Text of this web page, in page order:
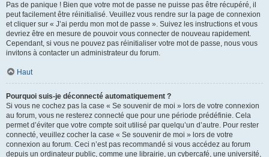
Pas de panique ! Bien que votre mot de passe ne puisse pas être récupéré, il
peut facilement être réinitialisé. Veuillez vous rendre sur la page de connexion
et cliquer sur « J’ai perdu mon mot de passe ». Suivez les instructions et vous
devriez être en mesure de pouvoir vous connecter de nouveau rapidement.
Cependant, si vous ne pouvez pas réinitialiser votre mot de passe, nous vous
invitons à contacter un administrateur du forum.
Haut
Pourquoi suis-je déconnecté automatiquement ?
Si vous ne cochez pas la case « Se souvenir de moi » lors de votre connexion
au forum, vous ne resterez connecté que pour une période prédéfinie. Cela
permet d’éviter que votre compte soit utilisé par quelqu’un d’autre. Pour rester
connecté, veuillez cocher la case « Se souvenir de moi » lors de votre
connexion au forum. Ceci n’est pas recommandé si vous accédez au forum
depuis un ordinateur public, comme une librairie, un cybercafé, une université,